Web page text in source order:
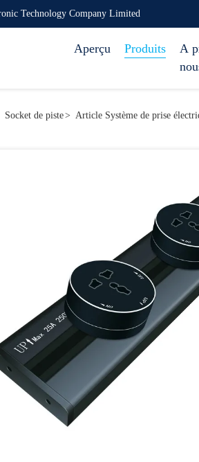
Technology Company Limited
Aperçu Produits
A
Socket de piste> Article Système de prise